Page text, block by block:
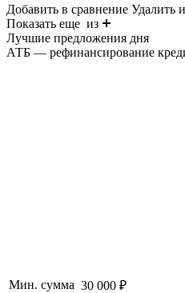
Добавить в сравнение Удалить
Показать еще из
Лучшие предложения дня
АТБ — рефинансирование
Мин. сумма 30 000 ₽